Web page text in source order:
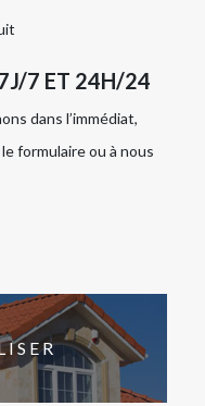
7 ET 24H/24
dans l’immédiat,
formulaire ou à nous